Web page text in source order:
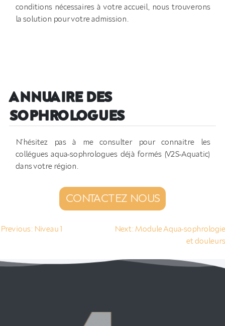
conditions nécessaires à votre accueil, nous trouverons
la solution pour votre admission.
ANNUAIRE DES
SOPHROLOGUES
N’hésitez pas à me consulter pour connaitre les
collégues aqua-sophrologues déjà formés (V2S-Aquatic)
dans votre région.
CONTACTEZ NOUS
Navigation
l’article
Previous: Niveau 1 Next: Module Aqua-sophrologie
et douleurs